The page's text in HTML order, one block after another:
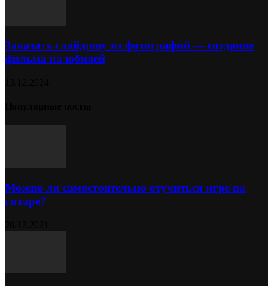
Заказать слайдшоу из фотографий — создание
фильма на юбилей
Можно ли самостоятельно отучиться игре на
гитаре?